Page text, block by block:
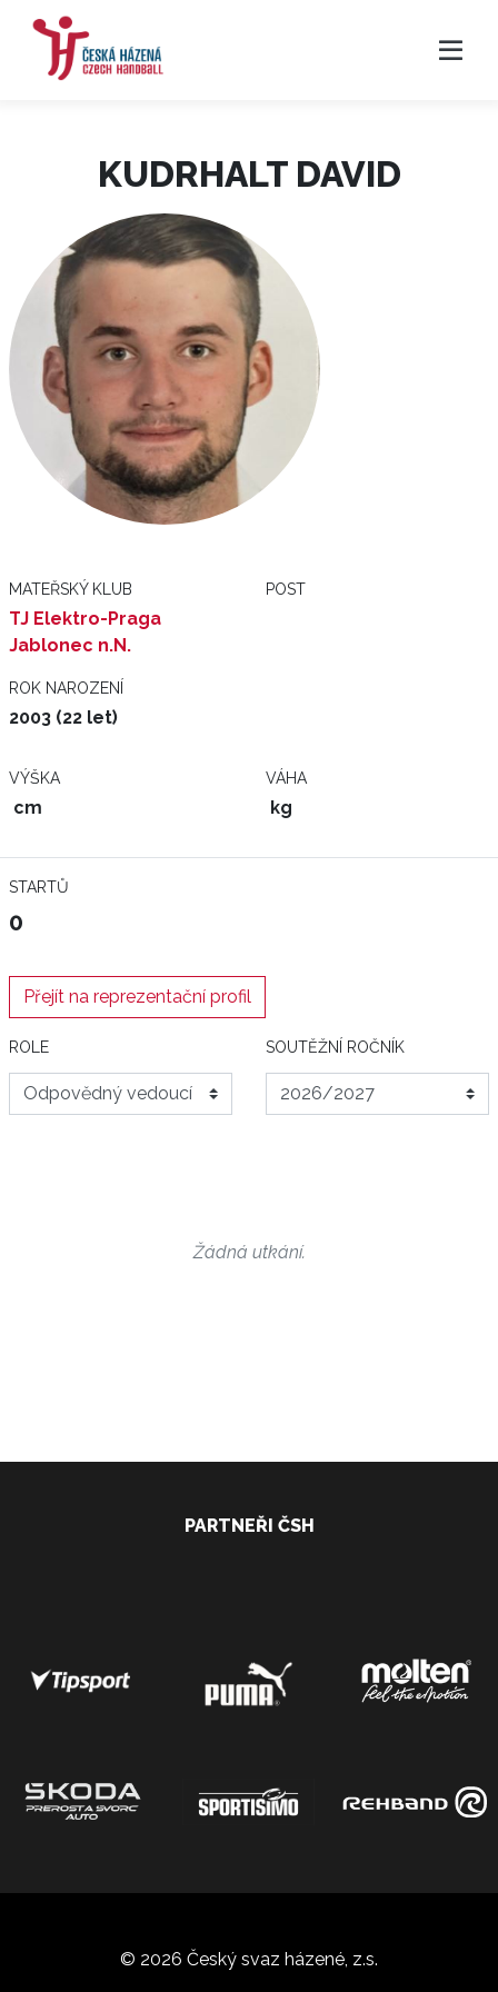
KUDRHALT DAVID
MATEŘSKÝ KLUB
TJ Elektro-Praga
Jablonec n.N.
POST
ROK NAROZENÍ
2003 (22 let)
VÝŠKA
cm
VÁHA
kg
STARTŮ
0
Přejít na reprezentační profil
ROLE SOUTĚŽNÍ ROČNÍK
Žádná utkání.
PARTNEŘI ČSH
© 2026 Český svaz házené, z.s.